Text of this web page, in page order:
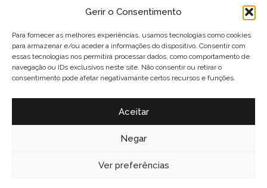
Gerir o Consentimento
Para fornecer as melhores experiências, usamos tecnologias como cookies
para armazenar e/ou aceder a informações do dispositivo. Consentir com
essas tecnologias nos permitirá processar dados, como comportamento de
navegação ou IDs exclusivos neste site. Não consentir ou retirar o
consentimento pode afetar negativamante certos recursos e funções.
Aceitar
Negar
Ver preferências
PORTUGAL
(Chamada para a
nacional)
+351 274 094
097
(Chamada para a
rede fixa nacional)
geral@dibare.com
SOCIAIS
Avisos legais
Política de Privacidade
Livro de reclamações
Política de Cookies (UE)
2025, Dibare, Wedding Dresses